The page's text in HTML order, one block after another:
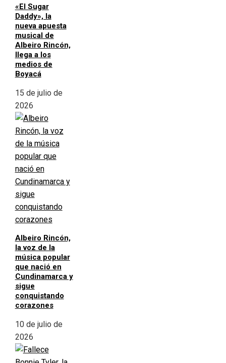
«El Sugar
Daddy», la
nueva apuesta
musical de
Albeiro Rincón,
llega a los
medios de
Boyacá
15 de julio de
2026
Albeiro Rincón,
la voz de la
música popular
que nació en
Cundinamarca y
sigue
conquistando
corazones
10 de julio de
2026